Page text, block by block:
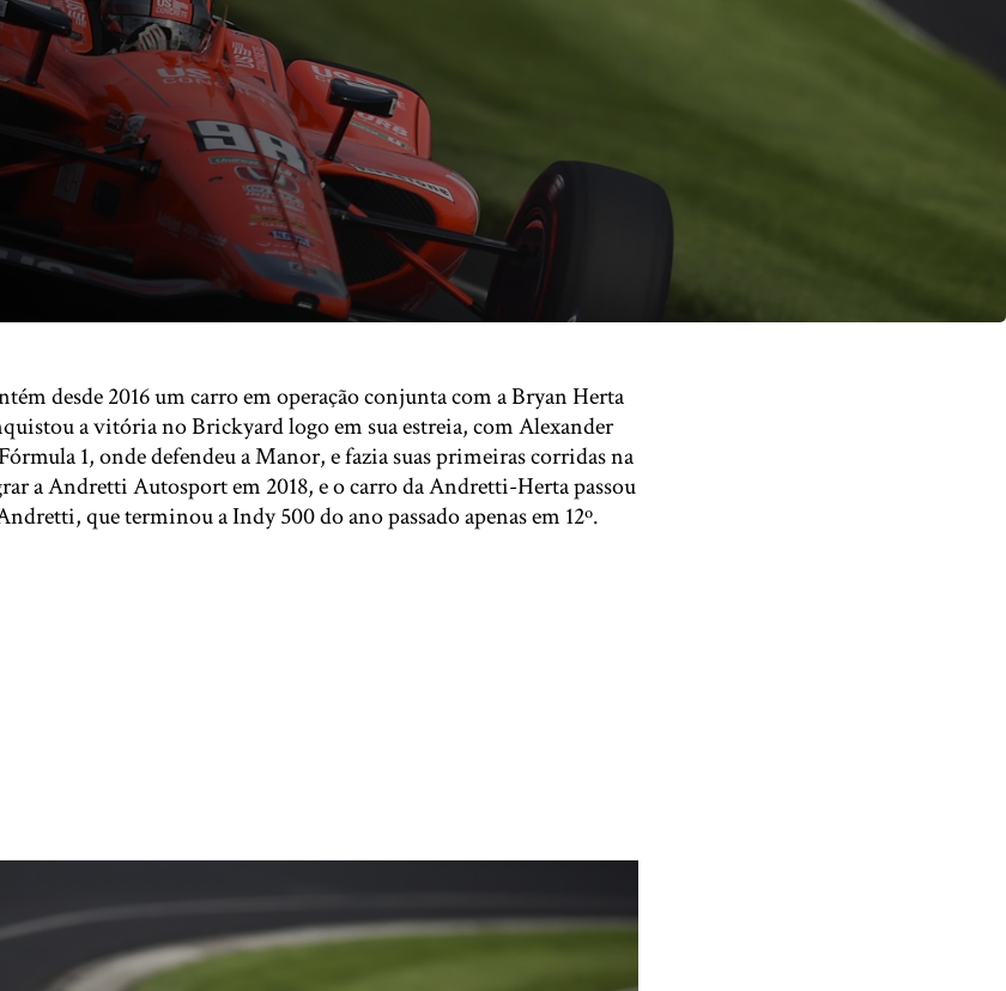
desde 2016 um carro em operação conjunta com a Bryan Herta
a vitória no Brickyard logo em sua estreia, com Alexander
1, onde defendeu a Manor, e fazia suas primeiras corridas na
a Andretti Autosport em 2018, e o carro da Andretti-Herta passou
que terminou a Indy 500 do ano passado apenas em 12º.